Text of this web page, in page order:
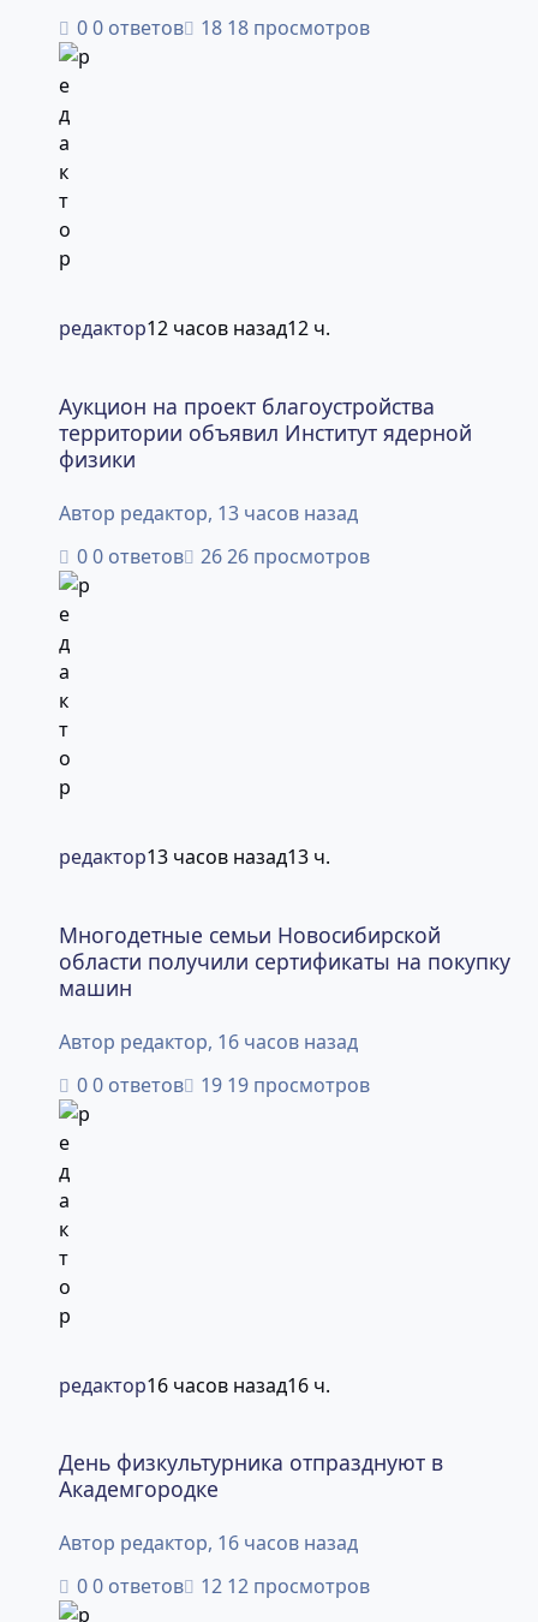
0 ответов
18 просмотров
редактор12 часов назад12 ч.
Аукцион на проект благоустройства
территории объявил Институт ядерной
физики
Автор редактор, 13 часов назад
0 ответов
26 просмотров
редактор13 часов назад13 ч.
Многодетные семьи Новосибирской
области получили сертификаты на покупку
машин
Автор редактор, 16 часов назад
0 ответов
19 просмотров
редактор16 часов назад16 ч.
День физкультурника отпразднуют в
Академгородке
Автор редактор, 16 часов назад
0 ответов
12 просмотров